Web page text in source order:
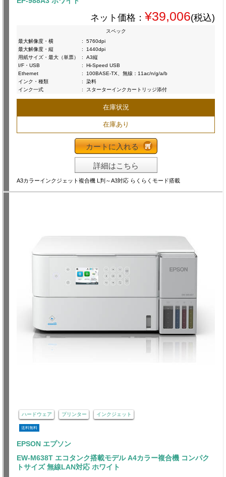
ネット価格： ¥39,006(税込)
スペック
最大解像度・横
:
5760dpi
最大解像度・縦
:
1440dpi
用紙サイズ・最大（単票）
:
A3縦
I/F・USB
:
Hi-Speed USB
Ethernet
:
100BASE-TX、無線：11ac/n/g/a/b
インク・種類
:
染料
インク一式
: スターターインクカートリッジ添付
在庫状況
在庫あり
カートに入れる
詳細はこちら
A3カラーインクジェット複合機 L判～A3対応 らくらくモード搭載
ハードウェア プリンター インクジェット
送料無料
EPSON エプソン
EW-M638T エコタンク搭載モデル A4カラー複合機 コンパク
トサイズ 無線LAN対応 ホワイト